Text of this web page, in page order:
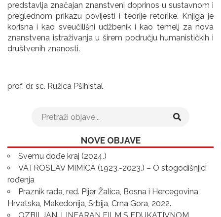
predstavlja značajan znanstveni doprinos u sustavnom i
preglednom prikazu povijesti i teorije retorike. Knjiga je
korisna i kao sveučilišni udžbenik i kao temelj za nova
znanstvena istraživanja u širem području humanističkih i
društvenih znanosti.
prof. dr. sc. Ružica Pšihistal
NOVE OBJAVE
Svemu dođe kraj (2024.)
VATROSLAV MIMICA (1923.-2023.) – O stogodišnjici
rođenja
Praznik rada, red. Pijer Žalica, Bosna i Hercegovina,
Hrvatska, Makedonija, Srbija, Crna Gora, 2022.